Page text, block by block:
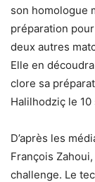
son homologue
préparation
deux autres
Elle en
clore sa
Halilhodziç le
D’après les
François
challenge. Le